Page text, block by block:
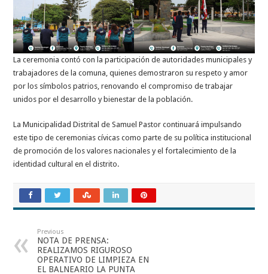
La ceremonia contó con la participación de autoridades municipales y
trabajadores de la comuna, quienes demostraron su respeto y amor
por los símbolos patrios, renovando el compromiso de trabajar
unidos por el desarrollo y bienestar de la población.
La Municipalidad Distrital de Samuel Pastor continuará impulsando
este tipo de ceremonias cívicas como parte de su política institucional
de promoción de los valores nacionales y el fortalecimiento de la
identidad cultural en el distrito.
Previous
NOTA DE PRENSA:
REALIZAMOS RIGUROSO
OPERATIVO DE LIMPIEZA EN
EL BALNEARIO LA PUNTA